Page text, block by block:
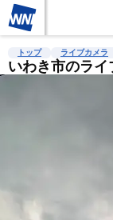
雨雲レーダー 台
トップ ライブカメラ
いわき市のライ